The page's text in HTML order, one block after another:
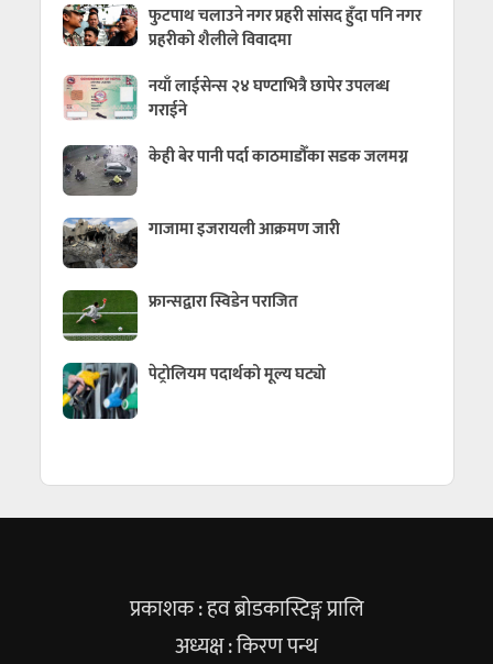
फुटपाथ चलाउने नगर प्रहरी सांसद हुँदा पनि नगर
प्रहरीको शैलीले विवादमा
नयाँ लाईसेन्स २४ घण्टाभित्रै छापेर उपलब्ध
गराईने
केही बेर पानी पर्दा काठमाडौँका सडक जलमग्न
गाजामा इजरायली आक्रमण जारी
फ्रान्सद्वारा स्विडेन पराजित
पेट्रोलियम पदार्थको मूल्य घट्यो
प्रकाशक : हव ब्रोडकास्टिङ्ग प्रालि
अध्यक्ष : किरण पन्थ